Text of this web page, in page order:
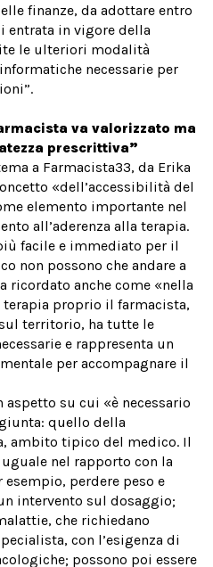
finanze, da adottare entro
entrata in vigore della
le ulteriori modalità
necessarie per
va valorizzato ma
prescrittiva”
a Farmacista33, da Erika
«dell’accessibilità del
elemento importante nel
all’aderenza alla terapia.
facile e immediato per il
non possono che andare a
ricordato anche come «nella
terapia proprio il farmacista,
territorio, ha tutte le
e rappresenta un
per accompagnare il
su cui «è necessario
quello della
ambito tipico del medico. Il
nel rapporto con la
perdere peso e
intervento sul dosaggio;
che richiedano
con l’esigenza di
possono poi essere